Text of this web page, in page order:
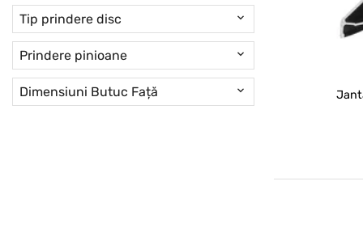
Tip prindere disc
Prindere pinioane
Dimensiuni Butuc Față